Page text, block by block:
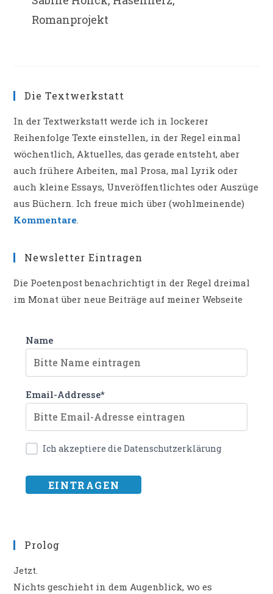
Romanprojekt
Die Textwerkstatt
In der Textwerkstatt werde ich in lockerer
Reihenfolge Texte einstellen, in der Regel einmal
wöchentlich, Aktuelles, das gerade entsteht, aber
auch frühere Arbeiten, mal Prosa, mal Lyrik oder
auch kleine Essays, Unveröffentlichtes oder Auszüge
aus Büchern. Ich freue mich über (wohlmeinende)
Kommentare.
Newsletter Eintragen
Die Poetenpost benachrichtigt in der Regel dreimal
im Monat über neue Beiträge auf meiner Webseite
Name
Email-Addresse*
Ich akzeptiere die Datenschutzerklärung
Prolog
Jetzt.
Nichts geschieht in dem Augenblick, wo es